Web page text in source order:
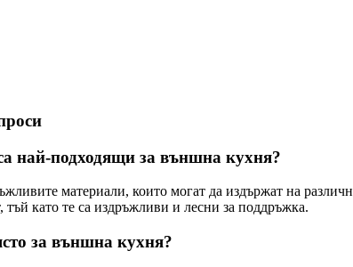
най-подходящи за външна кухня?
материали, които могат да издържат на
тъй като те са издръжливи и лесни за поддръжка.
за външна кухня?